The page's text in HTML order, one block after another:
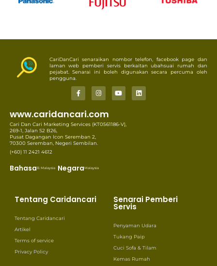
CariDanCari senaraikan nombor telefon, facebook page dan
laman web pemberi servis berkaitan ubahsuai rumah dan
pejabat. Senarai ini boleh digunakan secara percuma oleh
pengguna.
www.caridancari.com
Cari Dan Cari Marketing Services (KT0561186-V),
269-1, Jalan S2 B26,
Pusat Dagangan Icon Seremban 2,
70300 Seremban, Negeri Sembilan.
(+60) 11 2421 4612
BahasaB. Malaysia NegaraMalaysia
Tentang Caridancari
Tentang Caridancari
Artikel
Terms of service
Privacy Policy
Senarai Pemberi
Servis
Penyaman Udara
Tukang Paip
Cuci Sofa & Tilam
Kemas Rumah